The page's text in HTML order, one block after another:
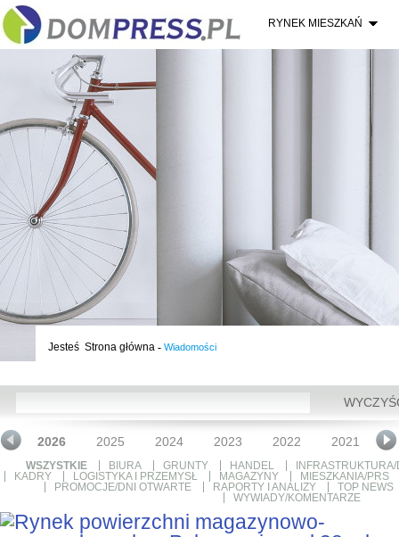
RYNEK MIESZKAŃ
Jesteś Strona główna - Wiadomości
2026 2025 2024 2023 2022 2021
WSZYSTKIE BIURA GRUNTY HANDEL
KADRY
LOGISTYKA I PRZEMYSŁ MAGAZYNY
MIESZKANIA/PRS
PROMOCJE/DNI OTWARTE
RAPORTY I ANALIZY
TOP NEWS
WYWIADY/KOMENTARZE